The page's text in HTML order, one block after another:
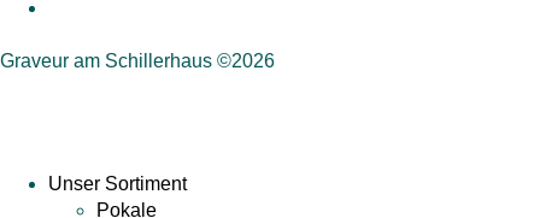
Graveur am Schillerhaus ©2026
Unser Sortiment
Pokale